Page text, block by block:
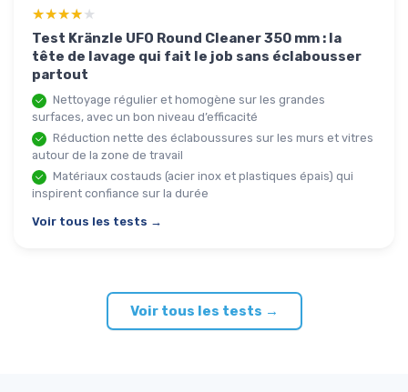
★★★★★
★★★★★
Test Kränzle UFO Round Cleaner 350 mm : la
tête de lavage qui fait le job sans éclabousser
partout
Nettoyage régulier et homogène sur les grandes
surfaces, avec un bon niveau d’efficacité
Réduction nette des éclaboussures sur les murs et vitres
autour de la zone de travail
Matériaux costauds (acier inox et plastiques épais) qui
inspirent confiance sur la durée
Voir tous les tests →
Voir tous les tests →